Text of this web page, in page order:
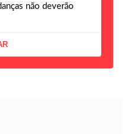
não deverão